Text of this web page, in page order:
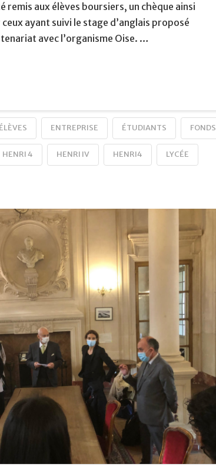
remis aux élèves boursiers, un chèque ainsi
ayant suivi le stage d’anglais proposé
avec l’organisme Oise. …
ÉLÈVES ENTREPRISE ÉTUDIANTS FONDS
HENRI 4 HENRI IV HENRI4 LYCÉE